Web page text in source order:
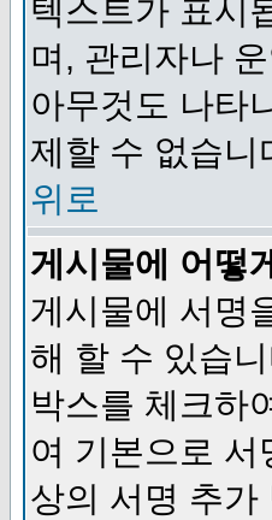
텍스트가 표시
며, 관리자나
아무것도 나타
제할 수 없습니
위로
게시물에 어떻
게시물에 서명
해 할 수 있습
박스를 체크하
여 기본으로
상의 서명 추가